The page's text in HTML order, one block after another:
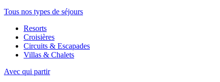
Tous nos types de séjours
Resorts
Croisières
Circuits & Escapades
Villas & Chalets
Avec qui partir